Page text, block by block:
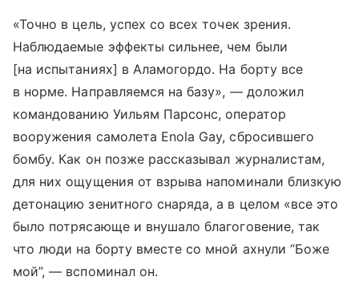
«Точно в цель, успех со всех точек зрения.
Наблюдаемые эффекты сильнее, чем были
[на испытаниях] в Аламогордо. На борту все
в норме. Направляемся на базу», — доложил
командованию Уильям Парсонс, оператор
вооружения самолета Enola Gay, сбросившего
бомбу. Как он позже рассказывал журналистам,
для них ощущения от взрыва напоминали близкую
детонацию зенитного снаряда, а в целом «все это
было потрясающе и внушало благоговение, так
что люди на борту вместе со мной ахнули “Боже
мой”, — вспоминал он.